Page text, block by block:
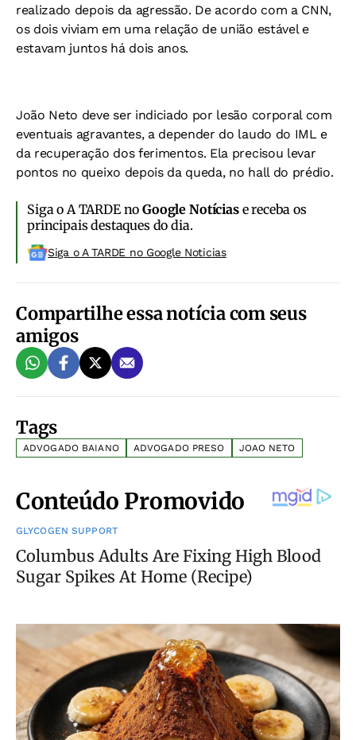
realizado depois da agressão. De acordo com a CNN,
os dois viviam em uma relação de união estável e
estavam juntos há dois anos.
João Neto deve ser indiciado por lesão corporal com
eventuais agravantes, a depender do laudo do IML e
da recuperação dos ferimentos. Ela precisou levar
pontos no queixo depois da queda, no hall do prédio.
Siga o A TARDE noGoogle Notíciase receba os
principais destaques do dia.
Siga o A TARDE no Google Noticias
Compartilhe essa notícia com seus
amigos
Tags
ADVOGADO BAIANO ADVOGADO PRESO JOAO NETO